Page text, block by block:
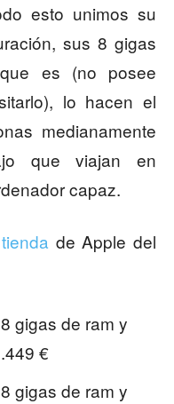
esto unimos su
sus 8 gigas
es (no posee
lo hacen el
medianamente
que viajan en
capaz.
tienda de Apple del
gigas de ram y
€
gigas de ram y